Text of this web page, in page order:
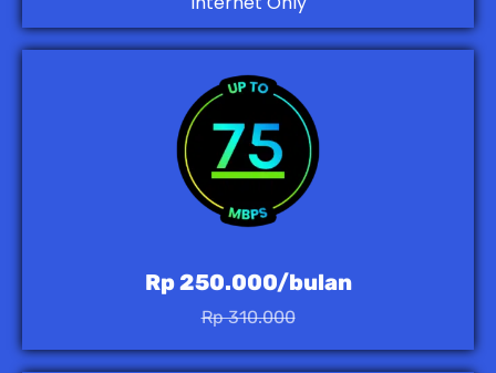
Rp 250.000/bulan
Rp 310.000